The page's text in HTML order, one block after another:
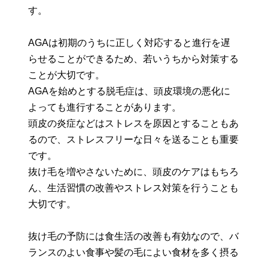
す。
AGAは初期のうちに正しく対応すると進行を遅
らせることができるため、若いうちから対策する
ことが大切です。
AGAを始めとする脱毛症は、頭皮環境の悪化に
よっても進行することがあります。
頭皮の炎症などはストレスを原因とすることもあ
るので、ストレスフリーな日々を送ることも重要
です。
抜け毛を増やさないために、頭皮のケアはもちろ
ん、生活習慣の改善やストレス対策を行うことも
大切です。
抜け毛の予防には食生活の改善も有効なので、バ
ランスのよい食事や髪の毛によい食材を多く摂る